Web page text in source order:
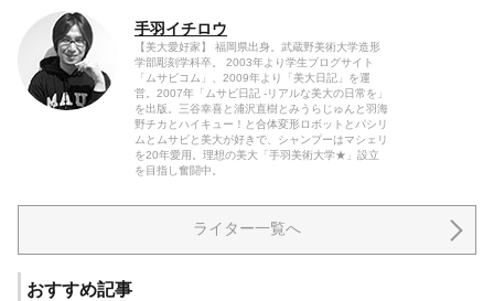
手羽イチロウ
【美大愛好家】 福岡県出身。武蔵野美術大学造形
学部彫刻学科卒。 2003年より学生ブログサイト
「ムサビコム」、2009年より「美大日記」を運
営。2007年「ムサビ日記 -リアルな美大の日常を」
を出版。三谷幸喜と浦沢直樹とみうらじゅんと羽海
野チカとハイキュー！と合体変形ロボットとパシリ
ムとムサビと美大が好きで、シャンプーはマシェリ
を20年愛用。理想の美大「手羽美術大学★」設立
を目指し奮闘中。
ライター一覧へ
おすすめ記事